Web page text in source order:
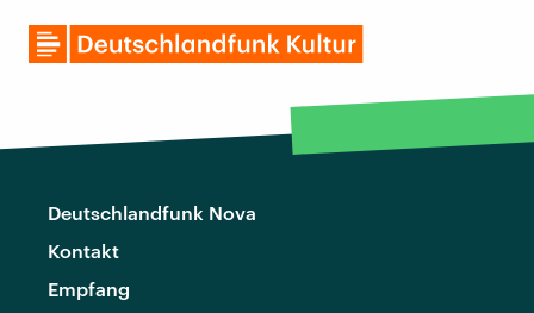
Deutschlandfunk Nova
Kontakt
Empfang